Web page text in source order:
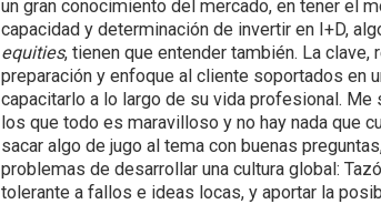
un gran conocimiento del mercado, en tener el
capacidad y determinación de invertir en I+D,
equities, tienen que entender también. La
preparación y enfoque al cliente soportados en
capacitarlo a lo largo de su vida profesional.
los que todo es maravilloso y no hay nada que
sacar algo de jugo al tema con buenas
problemas de desarrollar una cultura global:
tolerante a fallos e ideas locas, y aportar la